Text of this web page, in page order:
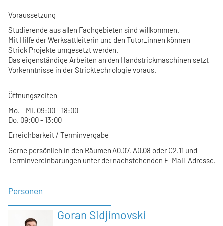
Voraussetzung
Studierende aus allen Fachgebieten sind willkommen.
Mit Hilfe der Werksattleiterin und den Tutor_innen können
Strick Projekte umgesetzt werden.
Das eigenständige Arbeiten an den Handstrickmaschinen setzt
Vorkenntnisse in der Stricktechnologie voraus.
Öffnungszeiten
Mo. - Mi. 09:00 - 18:00
Do. 09:00 - 13:00
Erreichbarkeit / Terminvergabe
Gerne persönlich in den Räumen A0.07, A0.08 oder C2.11 und
Terminvereinbarungen unter der nachstehenden E-Mail-Adresse.
Personen
Goran Sidjimovski